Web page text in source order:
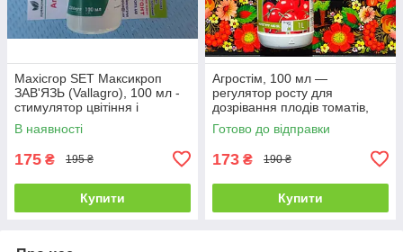
Махісгор SET Максикроп
ЗАВ'ЯЗЬ (Vallagro), 100 мл -
стимулятор цвітіння і
зав'язування плодів препарат
В наявності
175 ₴ 195 ₴
Купити
Агростім, 100 мл —
регулятор росту для
дозрівання плодів томатів,
томату, полуниці, яблуку,
вишні дозрівач препарат
Готово до відправки
173 ₴ 190 ₴
Купити